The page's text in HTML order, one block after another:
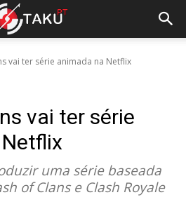
vai ter série animada na Netflix
vai ter série
uma série baseada
of Clans e Clash Royale